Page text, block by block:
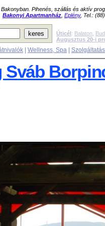
Pihenés, szállás és aktív
Bakonyi Apartmanház Eplény, Tel.:
Úticél: Balaton
Augusztus 20-i
Wellness, Spa
Sváb